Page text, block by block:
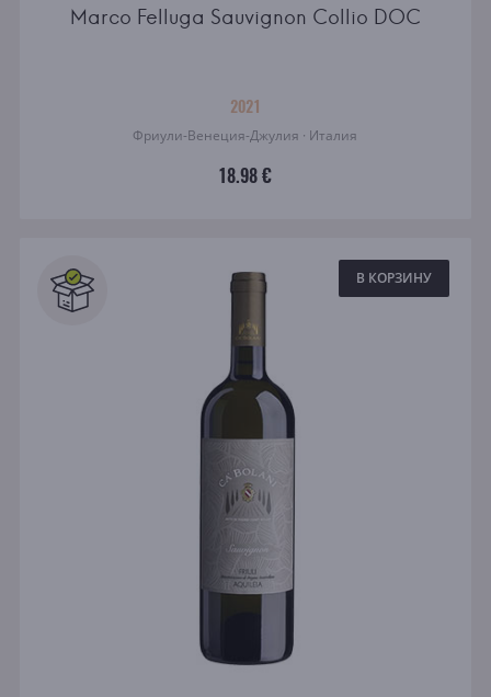
Marco Felluga Sauvignon Collio DOC
2021
Фриули-Венеция-Джулия · Италия
18.98 €
В КОРЗИНУ